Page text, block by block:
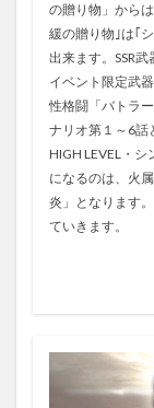
の贈り物」から
緩の贈り物｣は｢
出来ます。SSR
イベント限定武
性格闘「バトラ
ナリオ第１～6話
HIGH LEVEL・
になるのは、火
炎」となります
ていきます。